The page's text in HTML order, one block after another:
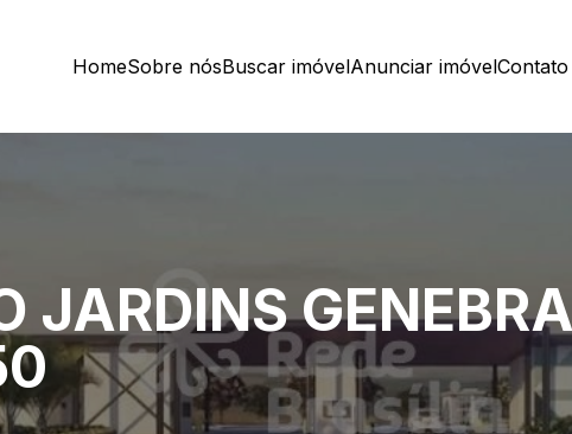
HomeSobre nósBuscar imóvelAnunciar imóvelContato
JARDINS